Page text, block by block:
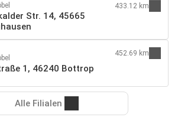
Str. 14, 45665
433.12 km
1, 46240 Bottrop
452.69 km
Alle Filialen